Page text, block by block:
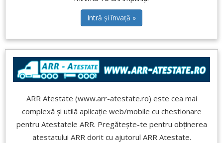
Intră și învață »
ARR Atestate (www.arr-atestate.ro) este cea mai
complexă și utilă aplicație web/mobile cu chestionare
pentru Atestatele ARR. Pregătește-te pentru obținerea
atestatului ARR dorit cu ajutorul ARR Atestate.